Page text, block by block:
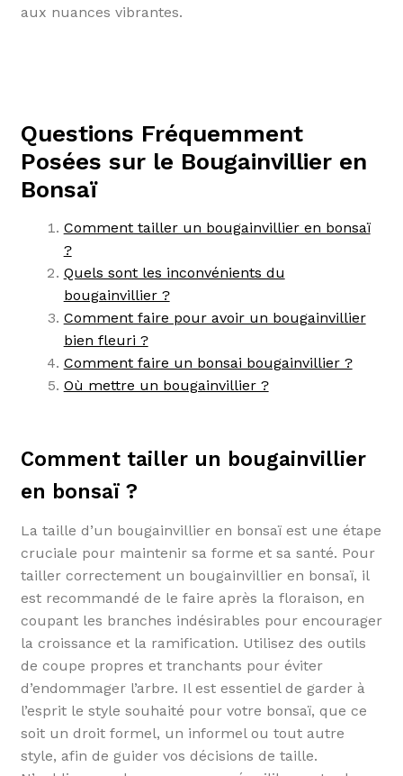
aux nuances vibrantes.
Questions Fréquemment
Posées sur le Bougainvillier en
Bonsaï
Comment tailler un bougainvillier en bonsaï
?
Quels sont les inconvénients du
bougainvillier ?
Comment faire pour avoir un bougainvillier
bien fleuri ?
Comment faire un bonsai bougainvillier ?
Où mettre un bougainvillier ?
Comment tailler un bougainvillier
en bonsaï ?
La taille d’un bougainvillier en bonsaï est une étape
cruciale pour maintenir sa forme et sa santé. Pour
tailler correctement un bougainvillier en bonsaï, il
est recommandé de le faire après la floraison, en
coupant les branches indésirables pour encourager
la croissance et la ramification. Utilisez des outils
de coupe propres et tranchants pour éviter
d’endommager l’arbre. Il est essentiel de garder à
l’esprit le style souhaité pour votre bonsaï, que ce
soit un droit formel, un informel ou tout autre
style, afin de guider vos décisions de taille.